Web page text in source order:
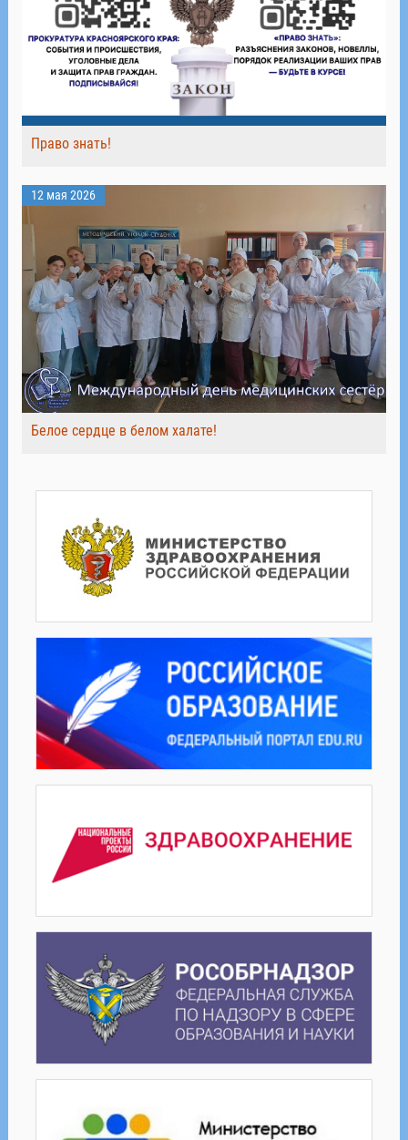
Право знать!
12 мая 2026
Белое сердце в белом халате!